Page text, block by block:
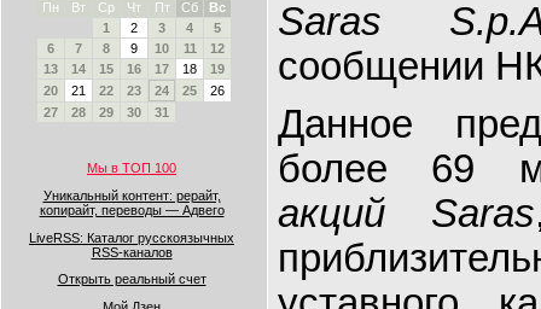
Пн
Вт Ср Чт Пт Сб
Вс
1
2 3 4
5
6
7 8 9 10 11
12
13
14 15 16 17 18
19
20
21 22 23 24 25
26
27
28 29 30 31
Мы в ТОП 100
Уникальный контент: рерайт,
копирайт, переводы — Адвего
LiveRSS: Каталог русскоязычных
RSS-каналов
Открыть реальный счет
Saras
сообщении
Данное
более 69
акций Saras